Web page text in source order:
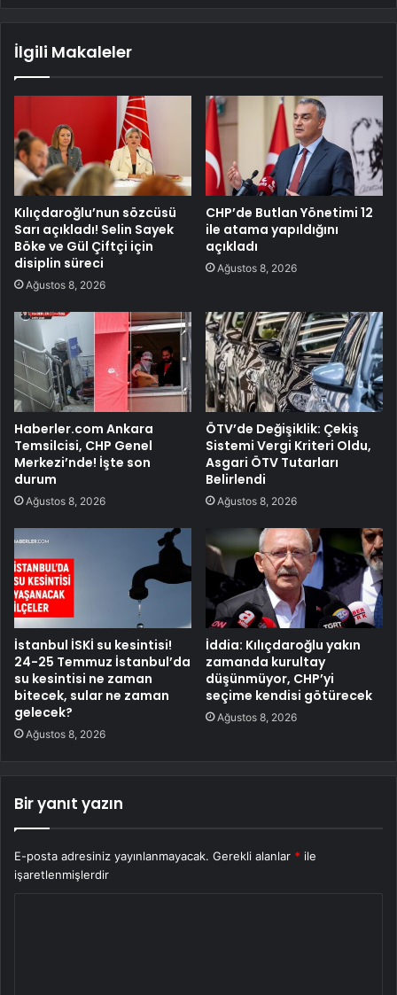
İlgili Makaleler
Kılıçdaroğlu’nun sözcüsü
Sarı açıkladı! Selin Sayek
Böke ve Gül Çiftçi için
disiplin süreci
Ağustos 8, 2026
CHP’de Butlan Yönetimi 12
ile atama yapıldığını
açıkladı
Ağustos 8, 2026
Haberler.com Ankara
Temsilcisi, CHP Genel
Merkezi’nde! İşte son
durum
Ağustos 8, 2026
ÖTV’de Değişiklik: Çekiş
Sistemi Vergi Kriteri Oldu,
Asgari ÖTV Tutarları
Belirlendi
Ağustos 8, 2026
İstanbul İSKİ su kesintisi!
24-25 Temmuz İstanbul’da
su kesintisi ne zaman
bitecek, sular ne zaman
gelecek?
Ağustos 8, 2026
İddia: Kılıçdaroğlu yakın
zamanda kurultay
düşünmüyor, CHP’yi
seçime kendisi götürecek
Ağustos 8, 2026
Bir yanıt yazın
E-posta adresiniz yayınlanmayacak. Gerekli alanlar * ile
işaretlenmişlerdir